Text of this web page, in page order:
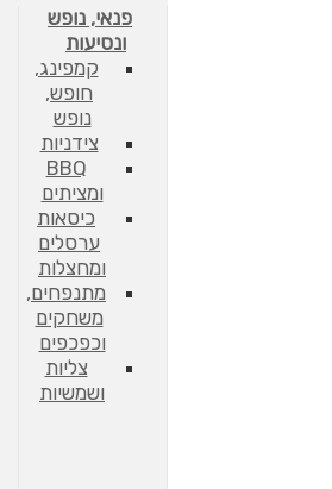
פנאי, נופש
ונסיעות
קמפינג,
חופש,
נופש
צידניות
BBQ
ומציתים
כיסאות
ערסלים
ומחצלות
מתנפחים,
משחקים
וכפכפים
צליות
ושמשיות